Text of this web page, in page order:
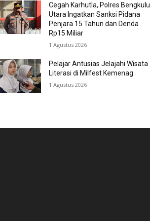
Cegah Karhutla, Polres Bengkulu
Utara Ingatkan Sanksi Pidana
Penjara 15 Tahun dan Denda
Rp15 Miliar
1 Agustus 2026
Pelajar Antusias Jelajahi Wisata
Literasi di Milfest Kemenag
1 Agustus 2026